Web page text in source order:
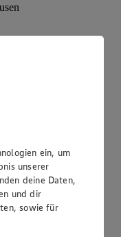
27a UStG: DE
Eileen
U. Plath
Marc
ein, um
unserer
deine Daten,
und dir
sowie für